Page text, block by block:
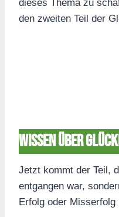
dieses Thema zu
den zweiten Teil der
Wissen über
Jetzt kommt der Teil,
entgangen war,
Erfolg oder Misserfolg